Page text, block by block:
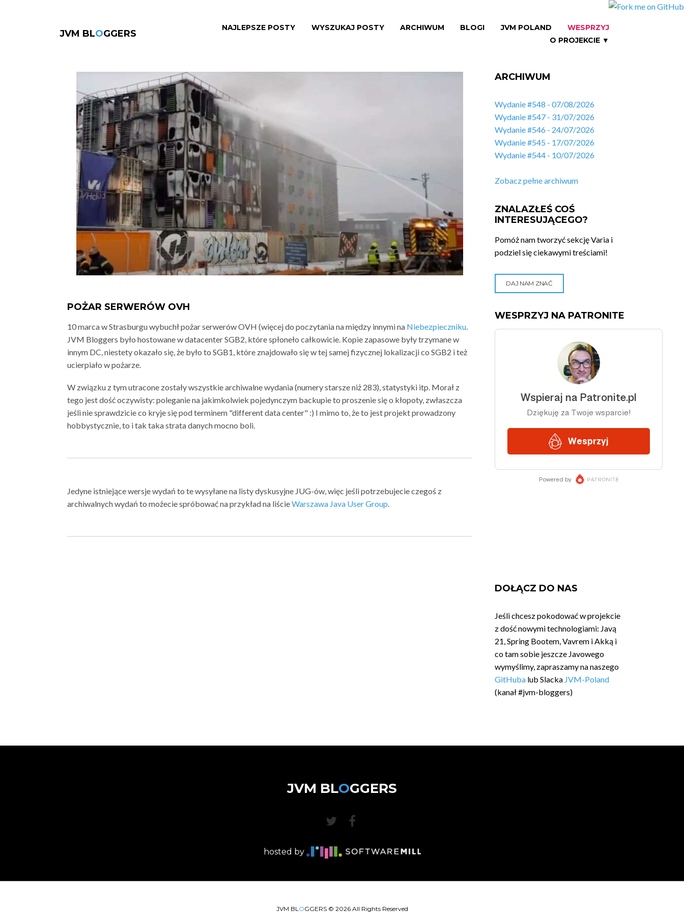
JVM BLOGGERS
NAJLEPSZE POSTY WYSZUKAJ POSTY ARCHIWUM BLOGI JVM POLAND
WESPRZYJ
O PROJEKCIE ▼
POŻAR SERWERÓW OVH
10 marca w Strasburgu wybuchł pożar serwerów OVH (więcej do poczytania na między innymi na Niebezpieczniku.
JVM Bloggers było hostowane w datacenter SGB2, które spłoneło całkowicie. Kopie zapasowe były trzymane w
innym DC, niestety okazało się, że było to SGB1, które znajdowało się w tej samej fizycznej lokalizacji co SGB2 i też
ucierpiało w pożarze.
W związku z tym utracone zostały wszystkie archiwalne wydania (numery starsze niż 283), statystyki itp. Morał z
tego jest dość oczywisty: poleganie na jakimkolwiek pojedynczym backupie to proszenie się o kłopoty, zwłaszcza
jeśli nie sprawdzicie co kryje się pod terminem "different data center" :) I mimo to, że to jest projekt prowadzony
hobbystycznie, to i tak taka strata danych mocno boli.
Jedyne istniejące wersje wydań to te wysyłane na listy dyskusyjne JUG-ów, więc jeśli potrzebujecie czegoś z
archiwalnych wydań to możecie spróbować na przykład na liścieWarszawa Java User Group.
ARCHIWUM
Wydanie #548 - 07/08/2026
Wydanie #547 - 31/07/2026
Wydanie #546 - 24/07/2026
Wydanie #545 - 17/07/2026
Wydanie #544 - 10/07/2026
Zobacz pełne archiwum
ZNALAZŁEŚ COŚ
INTERESUJĄCEGO?
Pomóż nam tworzyć sekcję Varia i
podziel się ciekawymi treściami!
DAJ NAM ZNAĆ
WESPRZYJ NA PATRONITE
DOŁĄCZ DO NAS
Jeśli chcesz pokodować w projekcie
z dość nowymi technologiami: Javą
21, Spring Bootem, Vavrem i Akką i
co tam sobie jeszcze Javowego
wymyślimy, zapraszamy na naszego
GitHuba lub Slacka JVM-Poland
(kanał #jvm-bloggers)
JVM BLOGGERS
hosted by
JVM BLOGGERS © 2026All Rights Reserved